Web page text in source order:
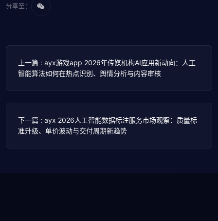
分享至：
上一篇 : ayx游戏app 2026年传媒机构AI应用新动向：人工
智能算法如何在热点识别、舆情分析与内容审核
下一篇 : ayx 2026人工智能数据标注服务市场观察：质量标
准升级、单价波动与交付周期新趋势